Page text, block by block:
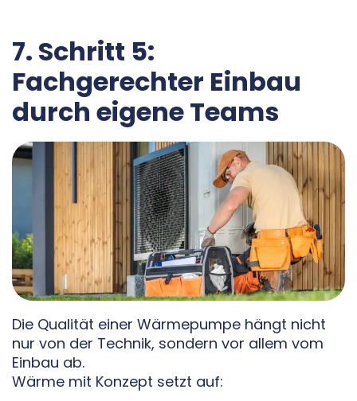
7. Schritt 5:
Fachgerechter Einbau
durch eigene Teams
Die Qualität einer Wärmepumpe hängt nicht
nur von der Technik, sondern vor allem vom
Einbau ab.
Wärme mit Konzept setzt auf: